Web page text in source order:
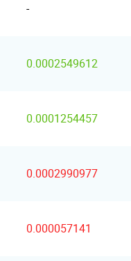
-
0.0002549612
0.0001254457
0.0002990977
0.000057141